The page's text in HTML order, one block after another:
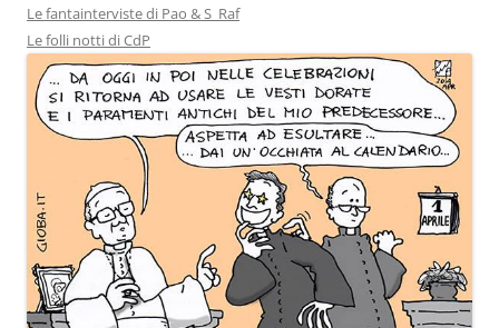
Le fantainterviste di Pao & S_Raf
Le folli notti di CdP